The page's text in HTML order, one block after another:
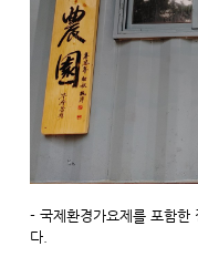
- 국제환경가요제를 포함한
다.